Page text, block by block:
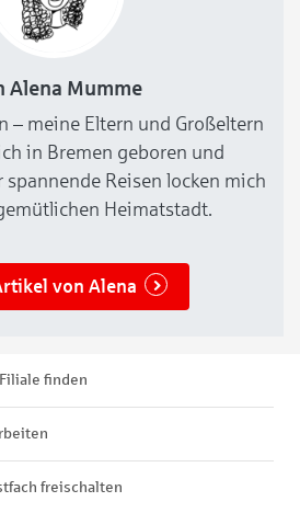
Alena Mumme
– meine Eltern und Großeltern
in Bremen geboren und
spannende Reisen locken mich
Heimatstadt.
von Alena
finden
freischalten